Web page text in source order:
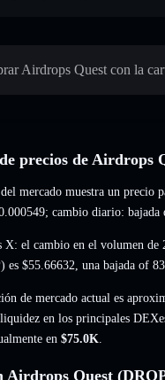
Airdrops Quest con la
precios de Airdrops
mercado muestra un precio
; cambio diario: bajada
X: el cambio en el volumen de
es $55.66632, una bajada of
de mercado actual es
en los principales
en $75.0K.
Airdrops Quest